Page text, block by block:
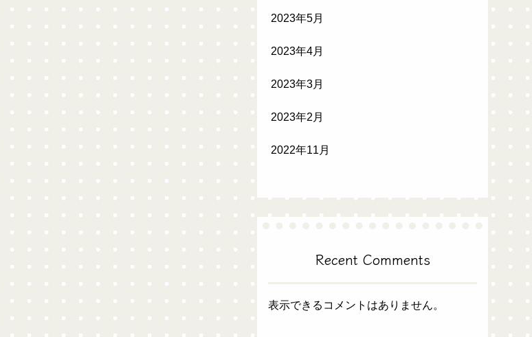
2023年5月
2023年4月
2023年3月
2023年2月
2022年11月
Recent Comments
表示できるコメントはありません。